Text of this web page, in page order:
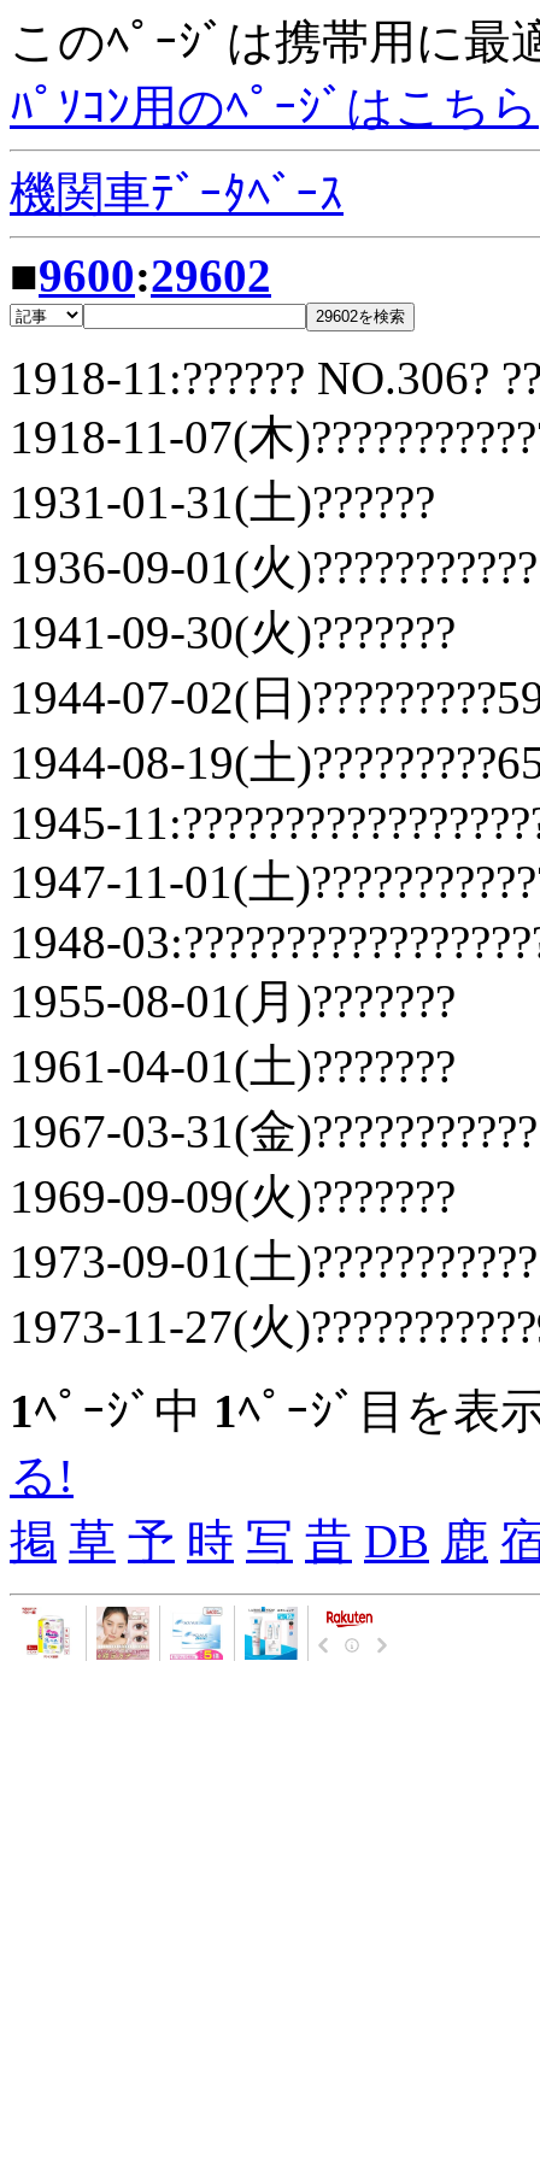
このﾍﾟｰｼﾞは携帯用に最
ﾊﾟｿｺﾝ用のﾍﾟｰｼﾞはこちら
機関車ﾃﾞｰﾀﾍﾞｰｽ
■9600:29602
1918-11:?????? NO.306?
1918-11-07(木
1931-01-31(土)??????
1936-09-01(火
1941-09-30(火)???????
1944-07-02(日
1944-08-19(土
1945-
1947-11-01(土
1948-
1955-08-01(月)???????
1961-04-01(土)???????
1967-03-31(金
1969-09-09(火)???????
1973-09-01(土
1973-11-27(火
1ﾍﾟｰｼﾞ中 1ﾍﾟｰｼﾞ目を表
る!
掲 草 予 時 写 昔 DB 鹿